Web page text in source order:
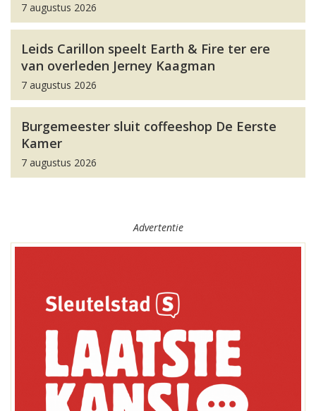
7 augustus 2026
Leids Carillon speelt Earth & Fire ter ere
van overleden Jerney Kaagman
7 augustus 2026
Burgemeester sluit coffeeshop De Eerste
Kamer
7 augustus 2026
Advertentie